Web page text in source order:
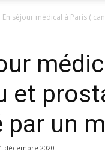
En séjour médical à Paris (
et
par un
décembre 2020